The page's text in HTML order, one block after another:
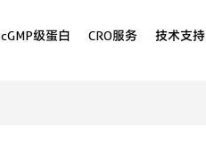
cGMP级蛋白 CRO服务 技术支持